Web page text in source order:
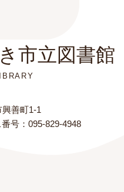
市立図書館
善町1-1
号：095-829-4948